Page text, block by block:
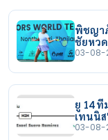
พิชญา
ชัยหว
03-08-
ยู 14 ที
เทนนิส
03-08-